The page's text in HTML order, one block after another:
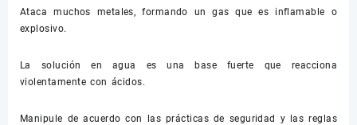
Ataca muchos metales, formando un gas que es inflamable o
explosivo.
La solución en agua es una base fuerte que reacciona
violentamente con ácidos.
Manipule de acuerdo con las prácticas de seguridad y las reglas